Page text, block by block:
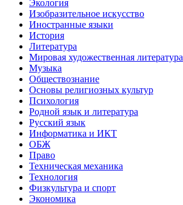
Экология
Изобразительное искусство
Иностранные языки
История
Литература
Мировая художественная литература
Музыка
Обществознание
Основы религиозных культур
Психология
Родной язык и литература
Русский язык
Информатика и ИКТ
ОБЖ
Право
Техническая механика
Технология
Физкультура и спорт
Экономика